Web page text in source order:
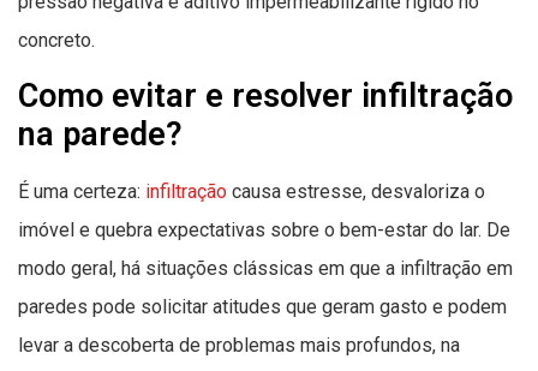
concreto.
Como evitar e resolver infiltração
na parede?
É uma certeza: infiltração causa estresse, desvaloriza o
imóvel e quebra expectativas sobre o bem-estar do lar. De
modo geral, há situações clássicas em que a infiltração em
paredes pode solicitar atitudes que geram gasto e podem
levar a descoberta de problemas mais profundos, na